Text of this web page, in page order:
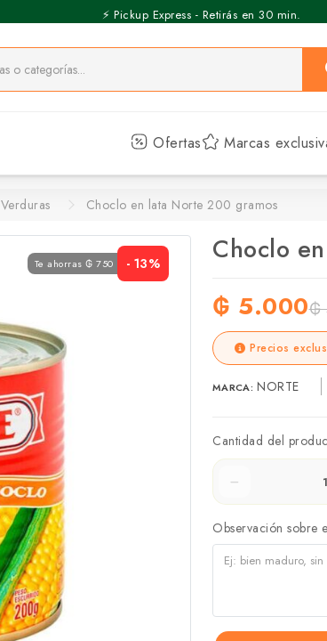
⚡️ Pickup Express - Retirás en 30 min.
Ofertas Marcas
Verduras Choclo en lata Norte 200 gramos
Te ahorras ₲ 750 - 13% Choclo
₲ 5.000₲
Precios
MARCA: NORTE
Cantidad del
Observación sobre